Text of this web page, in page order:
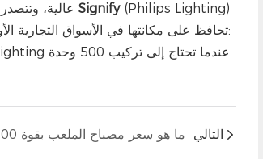
Signify(Philips Lighting)
ما هو سعر مصباح الملعب بقوة 600 واط؟ التالي